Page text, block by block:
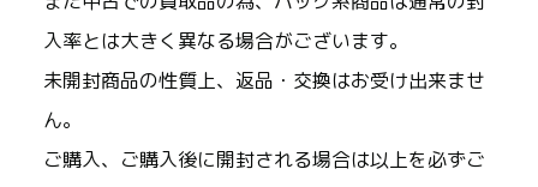
入率とは大きく異なる場合がございます。
未開封商品の性質上、返品・交換はお受け出来ませ
ん。
ご購入、ご購入後に開封される場合は以上を必ずご